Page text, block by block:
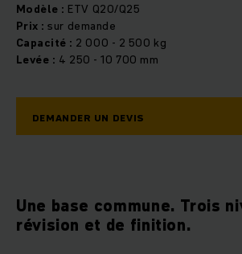
Modèle : ETV Q20/Q25
Prix :sur demande
Capacité : 2 000 - 2 500 kg
Levée : 4 250 - 10 700 mm
DEMANDER UN DEVIS
Une base commune. Trois
révision et de finition.